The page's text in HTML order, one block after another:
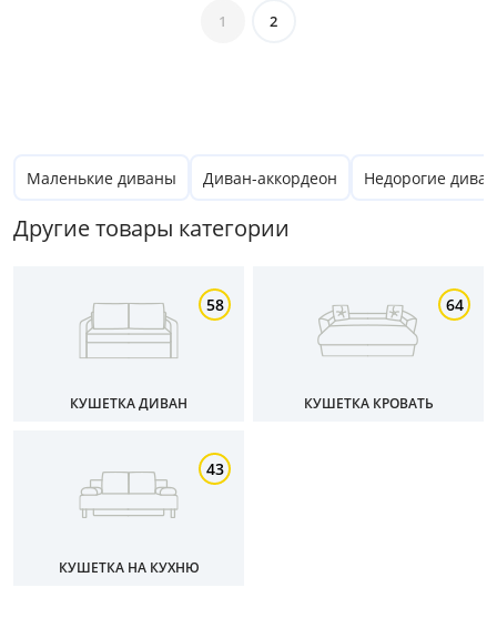
Тип
Размер спального места, см
1 2
Маленькие диваны Диван-аккордеон Недорогие
Другие товары категории
58
КУШЕТКА ДИВАН
64
КУШЕТКА КРОВАТЬ
43
КУШЕТКА НА КУХНЮ